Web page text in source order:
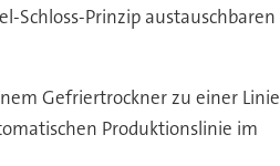
Schloss-Prinzip austauschbaren
Gefriertrockner zu einer Linie
Produktionslinie im